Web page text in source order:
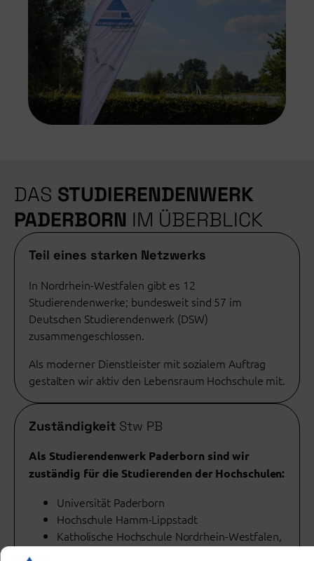
DAS STUDIERENDENWERK
PADERBORN IM ÜBERBLICK
Teil eines starken Netzwerks
In Nordrhein-Westfalen gibt es 12
Studierendenwerke; bundesweit sind 57 im
Deutschen Studierendenwerk (DSW)
zusammengeschlossen.
Als moderner Dienstleister mit sozialem Auftrag
gestalten wir aktiv den Lebensraum Hochschule mit.
Zuständigkeit Stw PB
Als Studierendenwerk Paderborn sind wir
zuständig für die Studierenden der Hochschulen:
Universität Paderborn
Hochschule Hamm-Lippstadt
Katholische Hochschule Nordrhein-Westfalen,